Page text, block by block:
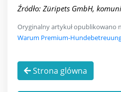
Źródło: Züripets GmbH,
Oryginalny artykuł opublikowano
Warum Premium-
Strona glówna